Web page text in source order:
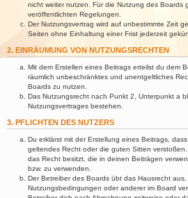
nicht weiter nutzen. Für die Nutzung des Boards
veröffentlichten Regelungen.
Der Nutzungsvertrag wird auf unbestimmte Zeit
Seiten ohne Einhaltung einer Frist jederzeit
2. EINRÄUMUNG VON NUTZUNGSRECHTEN
Mit dem Erstellen eines Beitrags erteilst du dem
räumlich unbeschränktes und unentgeltliches
Boards zu nutzen.
Das Nutzungsrecht nach Punkt 2, Unterpunkt a
Nutzungsvertrages bestehen.
3. PFLICHTEN DES NUTZERS
Du erklärst mit der Erstellung eines Beitrags,
geltendes Recht oder die guten Sitten
das Recht besitzt, die in deinen Beiträgen
bzw. zu verwenden.
Der Betreiber des Boards übt das Hausrecht
Nutzungsbedingungen oder anderer im Board